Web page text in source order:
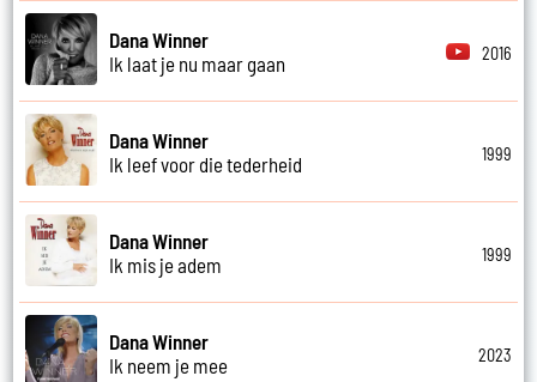
Dana Winner
Ik laat je nu maar gaan
2016
Dana Winner
Ik leef voor die tederheid
1999
Dana Winner
Ik mis je adem
1999
Dana Winner
Ik neem je mee
2023